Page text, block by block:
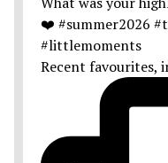
Recent favourites,